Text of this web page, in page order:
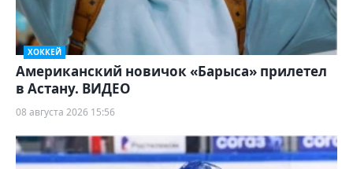
ХОККЕЙ
Американский новичок «Барыса» прилетел
в Астану. ВИДЕО
08 августа 2026 15:56